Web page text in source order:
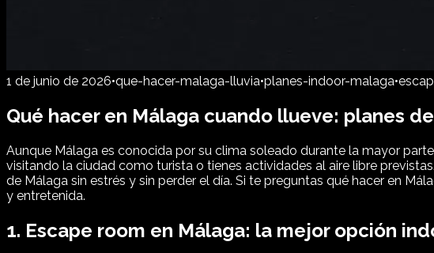
1 de junio de 2026•que-hacer-malaga-lluvia•planes-indoor-malaga•
Qué hacer en Málaga cuando llueve: planes
Aunque Málaga es conocida por su clima soleado durante la mayor
visitando la ciudad como turista o tienes actividades al aire libre
de Málaga sin estrés y sin perder el día. Si te preguntas qué hacer en
y entretenida.
1. Escape room en Málaga: la mejor opción